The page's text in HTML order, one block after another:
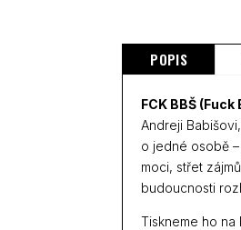
POPIS
FCK BBŠ
Andreji
o jedné osobě
moci, střet
budoucnosti
Tiskneme ho